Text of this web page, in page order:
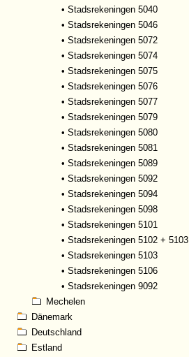
• Stadsrekeningen 5040
• Stadsrekeningen 5046
• Stadsrekeningen 5072
• Stadsrekeningen 5074
• Stadsrekeningen 5075
• Stadsrekeningen 5076
• Stadsrekeningen 5077
• Stadsrekeningen 5079
• Stadsrekeningen 5080
• Stadsrekeningen 5081
• Stadsrekeningen 5089
• Stadsrekeningen 5092
• Stadsrekeningen 5094
• Stadsrekeningen 5098
• Stadsrekeningen 5101
• Stadsrekeningen 5102 + 5103
• Stadsrekeningen 5103
• Stadsrekeningen 5106
• Stadsrekeningen 9092
Mechelen
Dänemark
Deutschland
Estland